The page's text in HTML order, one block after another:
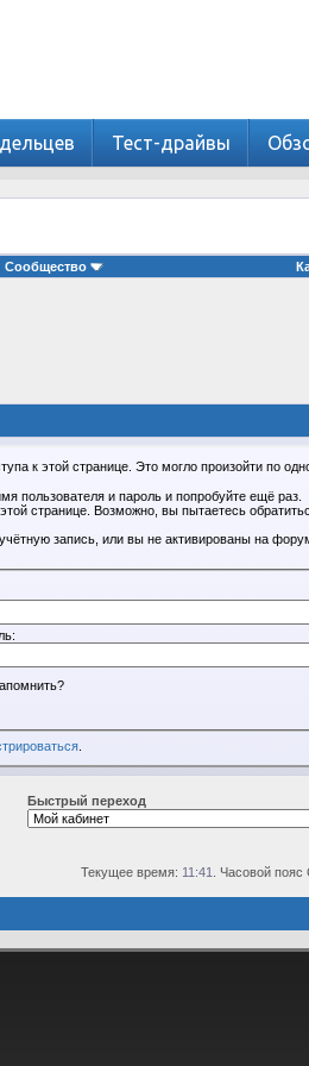
Тест-драйвы
Сообщество
к этой странице. Это могло произойти по
пользователя и пароль и попробуйте ещё раз.
странице. Возможно, вы пытаетесь
запись, или вы не активированы на
Быстрый переход
Текущее время: 11:41 . Часовой пояс